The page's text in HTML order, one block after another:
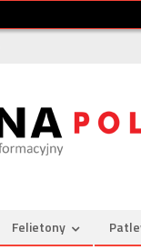
Felietony